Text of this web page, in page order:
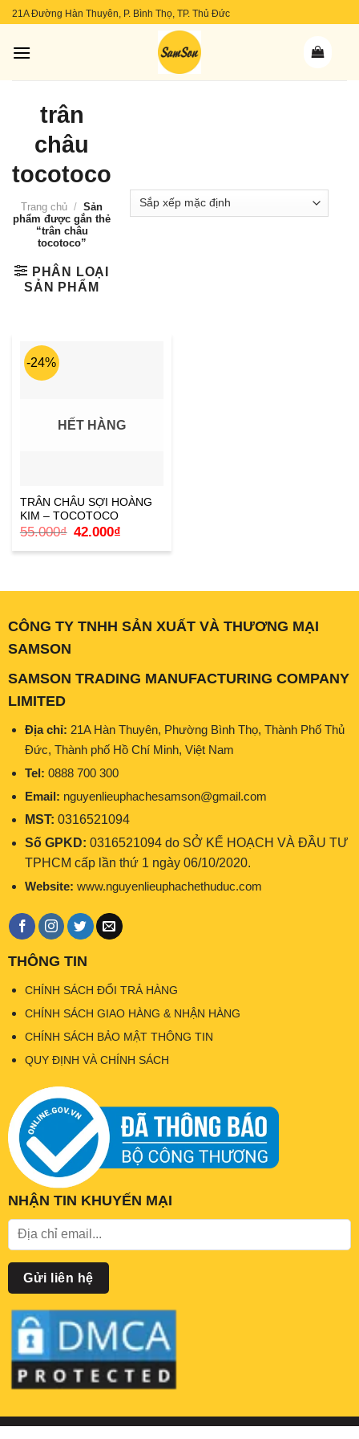
Skip
content
21A Đường Hàn Thuyên, P. Bình Thọ, TP. Thủ Đức
trân
châu
tocotoco
Trang chủ / Sản
phẩm được gắn thẻ
“trân châu
tocotoco”
PHÂN LOẠI
SẢN PHẨM
-24%
HẾT HÀNG
TRÂN CHÂU SỢI HOÀNG
KIM – TOCOTOCO
55.000₫ Giá
gốc
là:
42.000₫Giá
tại
CÔNG TY TNHH SẢN XUẤT VÀ THƯƠNG MẠI
SAMSON
SAMSON TRADING MANUFACTURING COMPANY
LIMITED
Địa chỉ: 21A Hàn Thuyên, Phường Bình Thọ, Thành Phố Thủ
Đức, Thành phố Hồ Chí Minh, Việt Nam
Tel: 0888 700 300
Email: nguyenlieuphachesamson@gmail.com
MST: 0316521094
Số GPKD: 0316521094 do SỞ KẾ HOẠCH VÀ ĐẦU TƯ
TPHCM cấp lần thứ 1 ngày 06/10/2020.
Website: www.nguyenlieuphachethuduc.com
THÔNG TIN
CHÍNH SÁCH ĐỔI TRẢ HÀNG
CHÍNH SÁCH GIAO HÀNG & NHẬN HÀNG
CHÍNH SÁCH BẢO MẬT THÔNG TIN
QUY ĐỊNH VÀ CHÍNH SÁCH
NHẬN TIN KHUYẾN MẠI